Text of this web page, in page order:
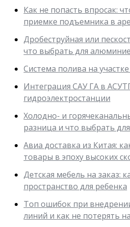
Как не попасть впросак:
приемке подъемника в
Дробеструйная или
что выбрать для
Система полива на
Интеграция САУ ГА в
гидроэлектростанции
Холодно- и
разница и что выбрать
Авиа доставка из Китая:
товары в эпоху высоких
Детская мебель на заказ:
пространство для ребенка
Топ ошибок при
линий и как не потерять